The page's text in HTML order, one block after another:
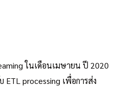
ในเดือนเมษายน ปี 2020
processing เพื่อการส่ง